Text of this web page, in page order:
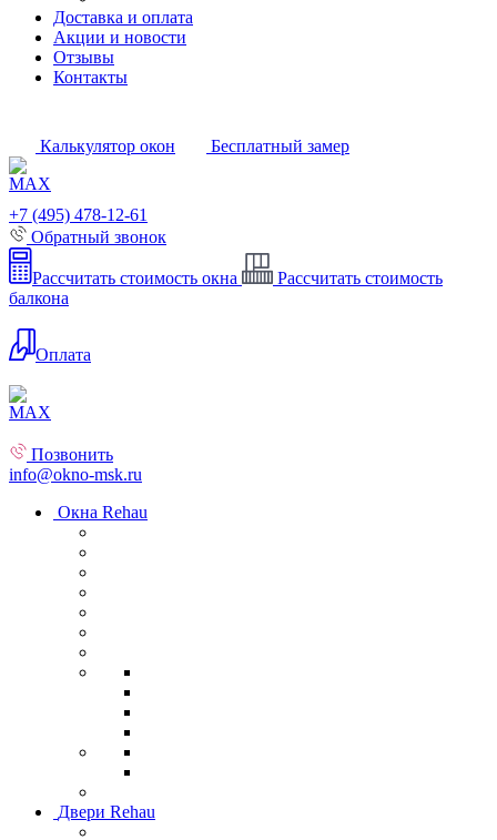
Доставка и оплата
Акции и новости
Отзывы
Контакты
Калькулятор окон Бесплатный замер
+7 (495) 478-12-61
Обратный звонок
Рассчитать стоимость окна
Рассчитать стоимость
балкона
Оплата
Позвонить
info@okno-msk.ru
Окна Rehau
Двери Rehau